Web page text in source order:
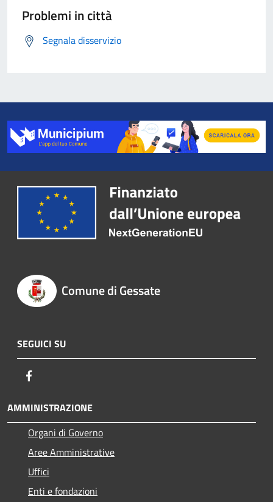
Problemi in città
Segnala disservizio
Comune di Gessate
SEGUICI SU
AMMINISTRAZIONE
Organi di Governo
Aree Amministrative
Uffici
Enti e fondazioni